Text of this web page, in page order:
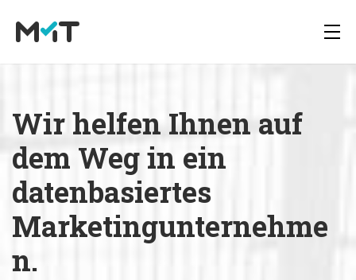
Über uns
Deutsch
Media Operations Plattform
Marketing Measurement
Marketing Mix Modelling
Blog
Newsletter
Downloads
Wir helfen Ihnen auf
dem Weg in ein
datenbasiertes
Marketingunternehme
n.